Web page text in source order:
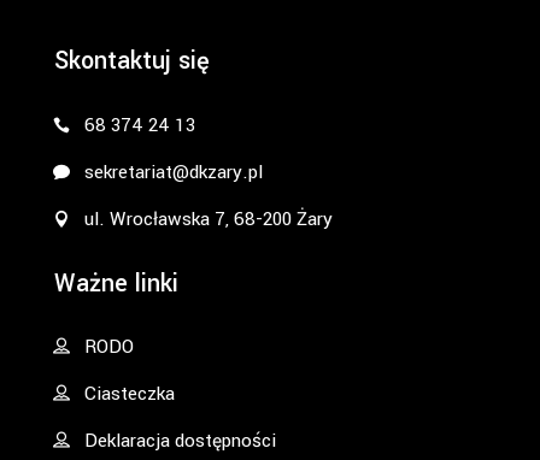
Skontaktuj się
68 374 24 13
sekretariat@dkzary.pl
ul. Wrocławska 7, 68-200 Żary
Ważne linki
RODO
Ciasteczka
Deklaracja dostępności